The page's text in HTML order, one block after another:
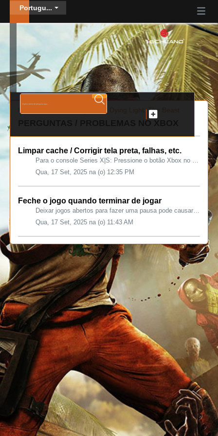
Portugu...
Dying Light: The Beast
Limpar cache / Corrigir tela preta, falhas, etc.
Para o console Series X|S: Pressione o botão Xbox no seu controle e vá para o menu Configurações. Selecione Dispositivos e conexões. Selecione a opção Blu-R...
Qua, 17 Set, 2025 na (o) 12:35 PM
Feche o jogo quando terminar de jogar
Deixar jogos abertos para fazer uma pausa pode causar comportamentos inesperados ou deixar seu console mais lento, então é melhor fechá-los completamente qu...
Qua, 17 Set, 2025 na (o) 11:43 AM